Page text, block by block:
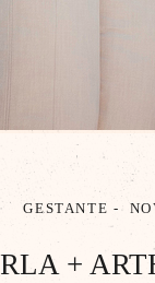
GESTANTE
+